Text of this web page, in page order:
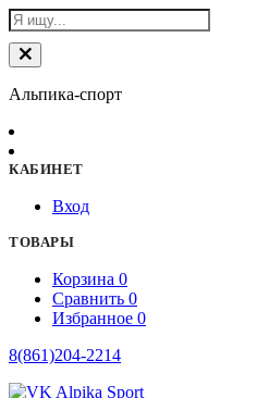
Альпика-спорт
КАБИНЕТ
Вход
ТОВАРЫ
Корзина 0
Сравнить 0
Избранное 0
8(861)204-2214